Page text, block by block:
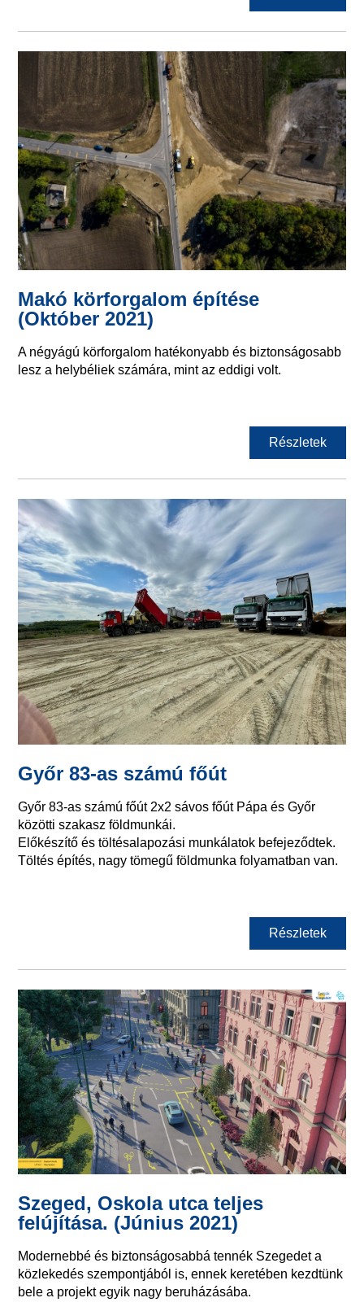
Makó körforgalom építése
(Október 2021)
A négyágú körforgalom hatékonyabb és biztonságosabb
lesz a helybéliek számára, mint az eddigi volt.
Részletek
Győr 83-as számú főút
Győr 83-as számú főút 2x2 sávos főút Pápa és Győr
közötti szakasz földmunkái.
Előkészítő és töltésalapozási munkálatok befejeződtek.
Töltés építés, nagy tömegű földmunka folyamatban van.
Részletek
Szeged, Oskola utca teljes
felújítása. (Június 2021)
Modernebbé és biztonságosabbá tennék Szegedet a
közlekedés szempontjából is, ennek keretében kezdtünk
bele a projekt egyik nagy beruházásába.